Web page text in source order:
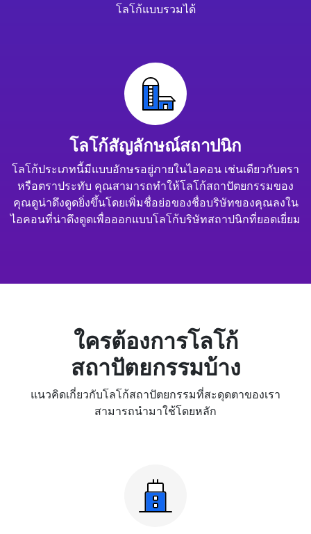
โลโก้แบบรวมได้
โลโก้สัญลักษณ์สถาปนิก
โลโก้ประเภทนี้มีแบบอักษรอยู่ภายในไอคอน เช่นเดียวกับตรา
หรือตราประทับ คุณสามารถทำให้โลโก้สถาปัตยกรรมของ
คุณดูน่าดึงดูดยิ่งขึ้นโดยเพิ่มชื่อย่อของชื่อบริษัทของคุณลงใน
ไอคอนที่น่าดึงดูดเพื่อออกแบบโลโก้บริษัทสถาปนิกที่ยอดเยี่ยม
ใครต้องการโลโก้
สถาปัตยกรรมบ้าง
แนวคิดเกี่ยวกับโลโก้สถาปัตยกรรมที่สะดุดตาของเรา
สามารถนำมาใช้โดยหลัก